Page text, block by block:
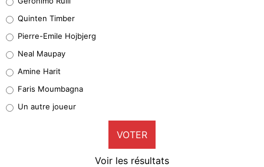
32%
5%
1%
9%
Quinten Timber
Pierre-Emile Hojbjerg
Neal Maupay
Amine Harit
Faris Moumbagna
Un autre joueur
VOTER
Voir les résultats